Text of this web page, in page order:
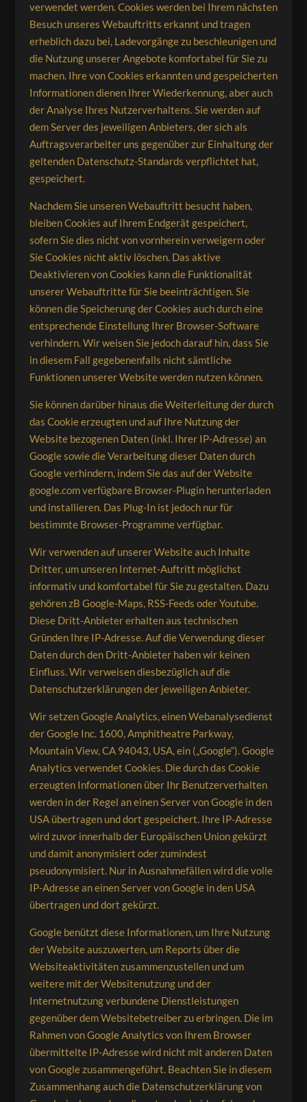
verwendet werden. Cookies werden bei Ihrem nächsten
Besuch unseres Webauftritts erkannt und tragen
erheblich dazu bei, Ladevorgänge zu beschleunigen und
die Nutzung unserer Angebote komfortabel für Sie zu
machen. Ihre von Cookies erkannten und gespeicherten
Informationen dienen Ihrer Wiederkennung, aber auch
der Analyse Ihres Nutzerverhaltens. Sie werden auf
dem Server des jeweiligen Anbieters, der sich als
Auftragsverarbeiter uns gegenüber zur Einhaltung der
geltenden Datenschutz-Standards verpflichtet hat,
gespeichert.
Nachdem Sie unseren Webauftritt besucht haben,
bleiben Cookies auf Ihrem Endgerät gespeichert,
sofern Sie dies nicht von vornherein verweigern oder
Sie Cookies nicht aktiv löschen. Das aktive
Deaktivieren von Cookies kann die Funktionalität
unserer Webauftritte für Sie beeinträchtigen. Sie
können die Speicherung der Cookies auch durch eine
entsprechende Einstellung Ihrer Browser-Software
verhindern. Wir weisen Sie jedoch darauf hin, dass Sie
in diesem Fall gegebenenfalls nicht sämtliche
Funktionen unserer Website werden nutzen können.
Sie können darüber hinaus die Weiterleitung der durch
das Cookie erzeugten und auf Ihre Nutzung der
Website bezogenen Daten (inkl. Ihrer IP-Adresse) an
Google sowie die Verarbeitung dieser Daten durch
Google verhindern, indem Sie das auf der Website
google.com verfügbare Browser-Plugin herunterladen
und installieren. Das Plug-In ist jedoch nur für
bestimmte Browser-Programme verfügbar.
Wir verwenden auf unserer Website auch Inhalte
Dritter, um unseren Internet-Auftritt möglichst
informativ und komfortabel für Sie zu gestalten. Dazu
gehören zB Google-Maps, RSS-Feeds oder Youtube.
Diese Dritt-Anbieter erhalten aus technischen
Gründen Ihre IP-Adresse. Auf die Verwendung dieser
Daten durch den Dritt-Anbieter haben wir keinen
Einfluss. Wir verweisen diesbezüglich auf die
Datenschutzerklärungen der jeweiligen Anbieter.
Wir setzen Google Analytics, einen Webanalysedienst
der Google Inc. 1600, Amphitheatre Parkway,
Mountain View, CA 94043, USA, ein („Google“). Google
Analytics verwendet Cookies. Die durch das Cookie
erzeugten Informationen über Ihr Benutzerverhalten
werden in der Regel an einen Server von Google in den
USA übertragen und dort gespeichert. Ihre IP-Adresse
wird zuvor innerhalb der Europäischen Union gekürzt
und damit anonymisiert oder zumindest
pseudonymisiert. Nur in Ausnahmefällen wird die volle
IP-Adresse an einen Server von Google in den USA
übertragen und dort gekürzt.
Google benützt diese Informationen, um Ihre Nutzung
der Website auszuwerten, um Reports über die
Websiteaktivitäten zusammenzustellen und um
weitere mit der Websitenutzung und der
Internetnutzung verbundene Dienstleistungen
gegenüber dem Websitebetreiber zu erbringen. Die im
Rahmen von Google Analytics von Ihrem Browser
übermittelte IP-Adresse wird nicht mit anderen Daten
von Google zusammengeführt. Beachten Sie in diesem
Zusammenhang auch die Datenschutzerklärung von